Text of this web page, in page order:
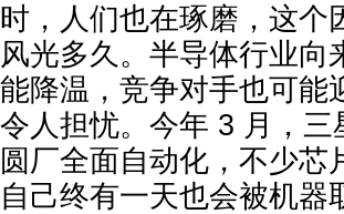
人们也在琢磨，这个
光多久。半导体行业向
降温，竞争对手也可能
人担忧。今年 3 月，
厂全面自动化，不少芯
己终有一天也会被机器